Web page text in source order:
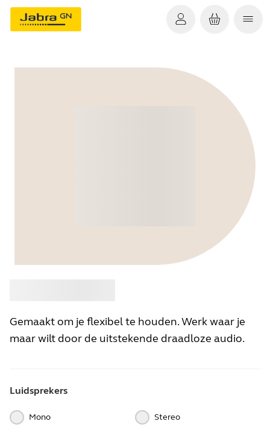
Gemaakt om je flexibel te houden. Werk waar je
maar wilt door de uitstekende draadloze audio.
Luidsprekers
Mono Stereo